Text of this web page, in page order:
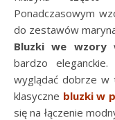
Ponadczasowym
do zestawów
Bluzki we wzory
bardzo
wyglądać dobrze w
klasyczne bluzki w
się na łączenie